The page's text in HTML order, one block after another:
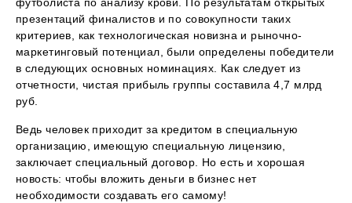
футболиста по анализу крови. По результатам открытых
презентаций финалистов и по совокупности таких
критериев, как технологическая новизна и рыночно-
маркетинговый потенциал, были определены победители
в следующих основных номинациях. Как следует из
отчетности, чистая прибыль группы составила 4,7 млрд
руб.
Ведь человек приходит за кредитом в специальную
организацию, имеющую специальную лицензию,
заключает специальный договор. Но есть и хорошая
новость: чтобы вложить деньги в бизнес нет
необходимости создавать его самому!